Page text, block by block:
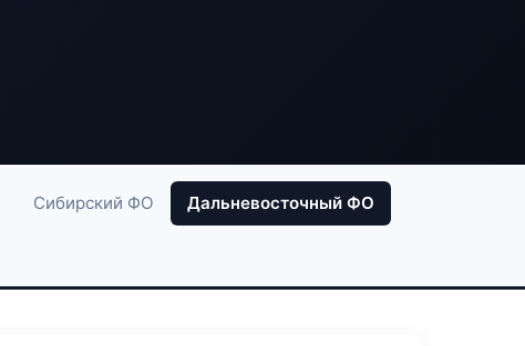
Сибирский ФО Дальневосточный ФО